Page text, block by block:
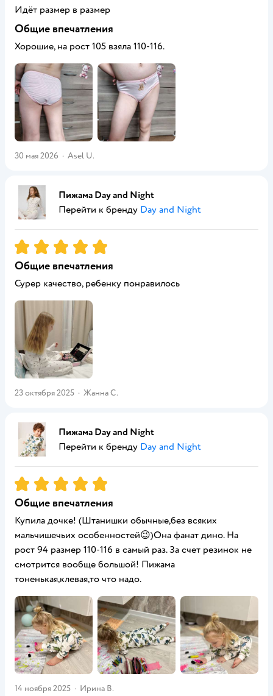
Идёт размер в размер
Общие впечатления
Хорошие, на рост 105 взяла 110-116.
30 мая 2026 · Asel U.
Пижама Day and Night
Перейти к бренду Day and Night
Рейтинг:5
Общие впечатления
Сурер качество, ребенку понравилось
23 октября 2025 · Жанна С.
Пижама Day and Night
Перейти к бренду Day and Night
Рейтинг:5
Общие впечатления
Купила дочке! (Штанишки обычные,без всяких
мальчишечьих особенностей😉)Она фанат дино. На
рост 94 размер 110-116 в самый раз. За счет резинок не
смотрится вообще большой! Пижама
тоненькая,клевая,то что надо.
14 ноября 2025 · Ирина В.